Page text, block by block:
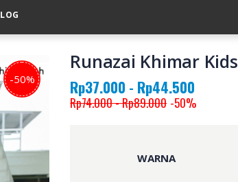
-50%
Runazai Khimar Kids
Rp37.000 - Rp44.500
Rp74.000 - Rp89.000 -50%
WARNA